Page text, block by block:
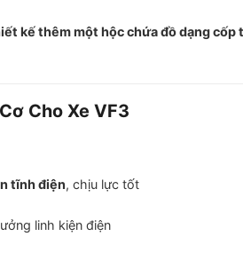
kế thêm một hộc chứa đồ dạng cốp
Cho Xe VF3
tĩnh điện, chịu lực tốt
linh kiện điện